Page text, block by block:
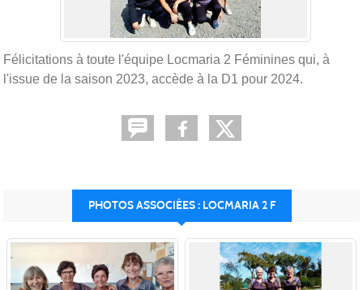
Félicitations à toute l'équipe Locmaria 2 Féminines qui, à
l'issue de la saison 2023, accède à la D1 pour 2024.
PHOTOS ASSOCIÉES : LOCMARIA 2 F